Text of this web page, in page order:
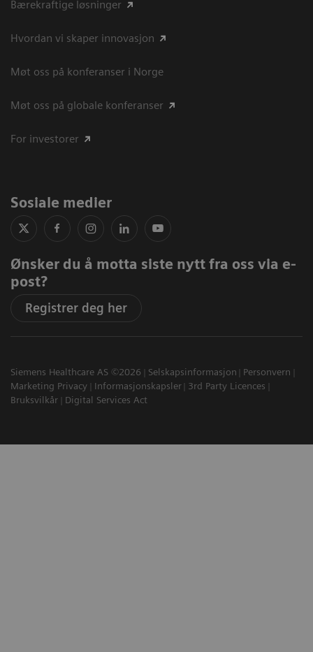
Bærekraftige løsninger
Hvordan vi skaper innovasjon
Møt oss på konferanser i Norge
Møt oss på globale konferanser
For investorer
Sosiale medier
Ønsker du å motta siste nytt fra oss via e-
post?
Registrer deg her
Siemens Healthcare AS ©2026 Selskapsinformasjon
Personvern
Marketing Privacy
Informasjonskapsler
3rd Party Licences
Bruksvilkår
Digital Services Act